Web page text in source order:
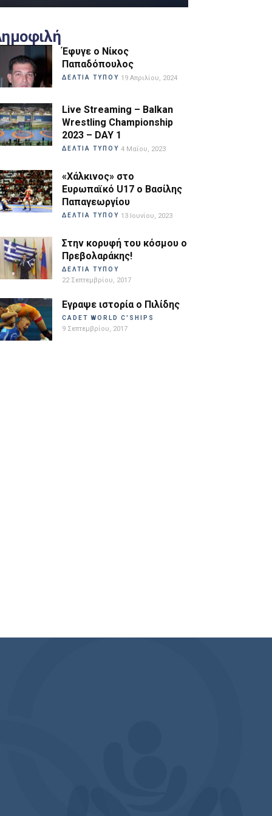
Έφυγε ο Νίκος
Παπαδόπουλος
ΔΕΛΤΙΑ ΤΥΠΟΥ 19 Απριλίου, 2024
Live Streaming – Balkan
Wrestling Championship
2023 – DAY 1
ΔΕΛΤΙΑ ΤΥΠΟΥ 4 Μαΐου, 2023
«Χάλκινος» στο
Ευρωπαϊκό U17 ο Βασίλης
Παπαγεωργίου
ΔΕΛΤΙΑ ΤΥΠΟΥ 13 Ιουνίου, 2023
Στην κορυφή του κόσμου ο
Πρεβολαράκης!
ΔΕΛΤΙΑ ΤΥΠΟΥ
22 Σεπτεμβρίου, 2017
Εγραψε ιστορία ο Πιλίδης
CADET WORLD C'SHIPS
9 Σεπτεμβρίου, 2017